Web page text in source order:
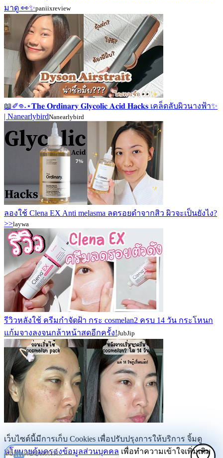
มาดู 👀✨paniixreview
📖✐𖦹˖⋆𝐓𝐡𝐞 𝐎𝐫𝐝𝐢𝐧𝐚𝐫𝐲 𝐆𝐥𝐲𝐜𝐨𝐥𝐢𝐜 𝐀𝐜𝐢𝐝 𝐇𝐚𝐜𝐤𝐬 เคล็ดลับผิวนางฟ้า✨
| NanearlybirdNanearlybird
ลองใช้ Clena EX Anti melasma ลดรอยดำจากสิว ผิวจะเป็นยังไง?
>>laywa
รีวิวหลังใช้ ครีมกำจัดฝ้า กระ cosmelan2 ครบ 14 วัน กระโหนก
แก้มจางลงจนกล้าหน้าสดอีกครั้ง!JubJip
เว็บไซต์นี้มีการเก็บ Cookies เพื่อปรับปรุงการให้บริการ จิ้มดู
นโยบายคุ้มครองข้อมูลส่วนบุคคล เพื่อทำความเข้าใจเพิ่มเติม